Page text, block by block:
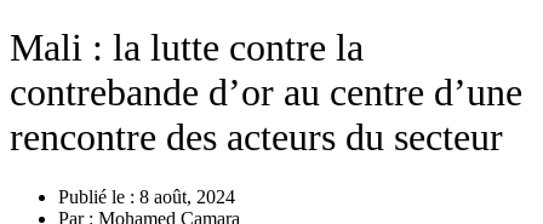
Mali : la lutte contre la
contrebande d’or au centre d’une
rencontre des acteurs du secteur
Publié le : 8 août, 2024
Par : Mohamed Camara